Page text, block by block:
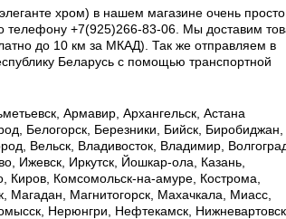
хром) в нашем магазине очень просто
телефону +7(925)266-83-06. Мы доставим
до 10 км за МКАД). Так же отправляем в
Беларусь с помощью транспортной
Армавир, Архангельск, Астана
Белогорск, Березники, Бийск, Биробиджан,
Вельск, Владивосток, Владимир,
Ижевск, Иркутск, Йошкар-ола, Казань,
Киров, Комсомольск-на-амуре, Кострома,
Магадан, Магнитогорск, Махачкала, Миасс,
Нерюнгри, Нефтекамск, Нижневартовск,